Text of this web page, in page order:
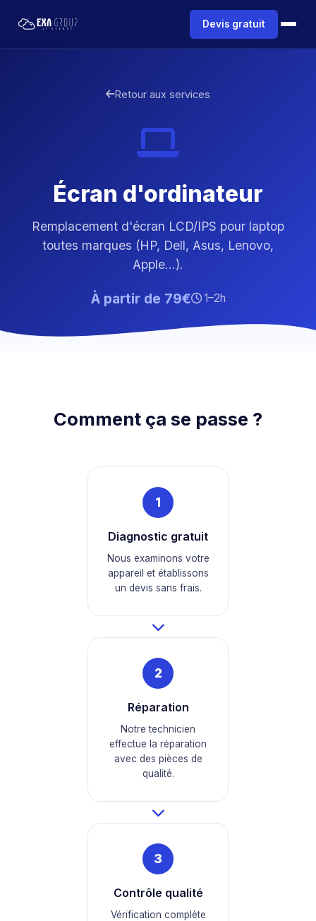
Devis gratuit
Retour aux services
Écran d'ordinateur
Remplacement d'écran LCD/IPS pour laptop
toutes marques (HP, Dell, Asus, Lenovo,
Apple...).
À partir de 79€ 1–2h
Comment ça se passe ?
1
Diagnostic gratuit
Nous examinons votre
appareil et établissons
un devis sans frais.
2
Réparation
Notre technicien
effectue la réparation
avec des pièces de
qualité.
3
Contrôle qualité
Vérification complète